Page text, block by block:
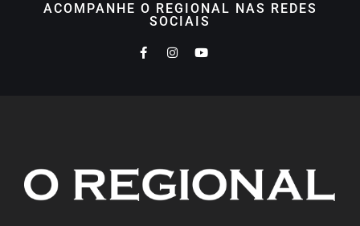
ACOMPANHE O REGIONAL NAS REDES
SOCIAIS